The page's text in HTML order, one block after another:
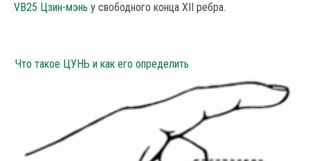
VB25 Цзин-мэнь у свободного конца XII ребра.
Что такое ЦУНЬ и как его определить